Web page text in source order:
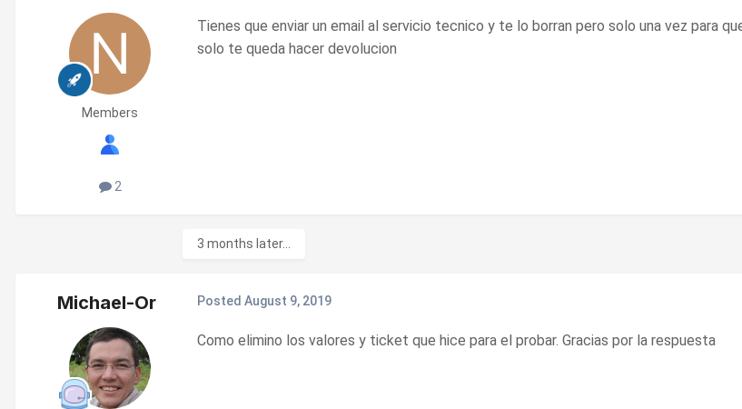
Members
2
Tienes que enviar un email al servicio tecnico y te lo borran pero solo una vez para
solo te queda hacer devolucion
3 months later...
Michael-Or Posted August 9, 2019
Como elimino los valores y ticket que hice para el probar. Gracias por la respuesta